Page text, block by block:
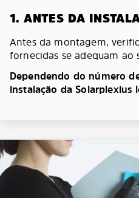
1. ANTES DA
Antes da montagem,
fornecidas se adequam ao
Dependendo do número
instalação da Solarplexius